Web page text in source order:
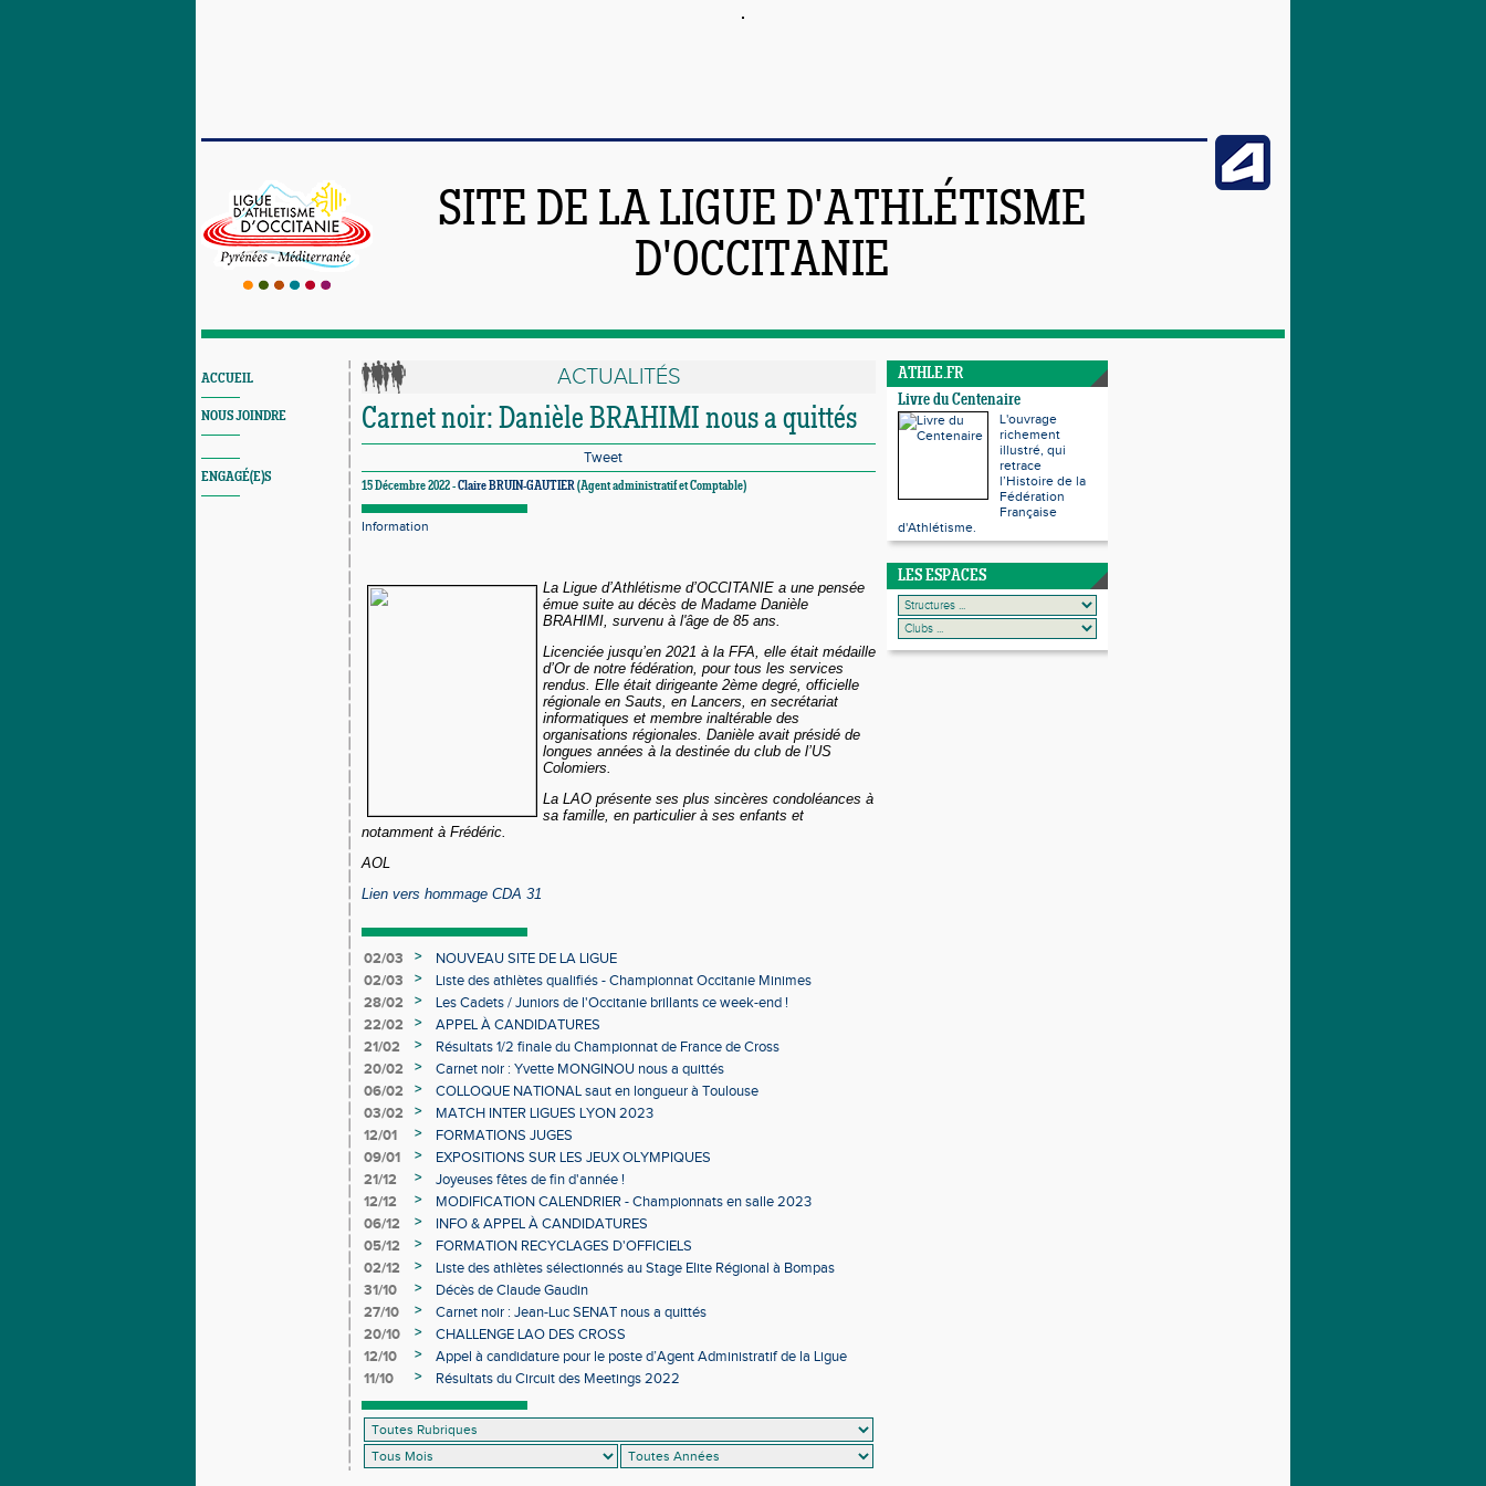
SITE DE LA LIGUE D'ATHLÉTISME
D'OCCITANIE
ACCUEIL
NOUS JOINDRE
ENGAGÉ(E)S
ACTUALITÉS
Carnet noir: Danièle BRAHIMI nous a quittés
Tweet
15 Décembre 2022 -Claire BRUIN-GAUTIER(Agent administratif et Comptable)
Information
La Ligue d’Athlétisme d’OCCITANIE a une pensée
émue suite au décès de Madame Danièle
BRAHIMI, survenu à l'âge de 85 ans.
Licenciée jusqu’en 2021 à la FFA, elle était médaille
d’Or de notre fédération, pour tous les services
rendus. Elle était dirigeante 2ème degré, officielle
régionale en Sauts, en Lancers, en secrétariat
informatiques et membre inaltérable des
organisations régionales. Danièle avait présidé de
longues années à la destinée du club de l’US
Colomiers.
La LAO présente ses plus sincères condoléances à
sa famille, en particulier à ses enfants et
notamment à Frédéric.
AOL
Lien vers hommage CDA 31
02/03 >
NOUVEAU SITE DE LA LIGUE
02/03
>
Liste des athlètes qualifiés - Championnat Occitanie Minimes
Individuels en salle
28/02 >
Les Cadets / Juniors de l'Occitanie brillants ce week-end !
22/02
>
APPEL À CANDIDATURES
21/02
>
Résultats 1/2 finale du Championnat de France de Cross
20/02
>
Carnet noir : Yvette MONGINOU nous a quittés
06/02
>
COLLOQUE NATIONAL saut en longueur à Toulouse
03/02
>
MATCH INTER LIGUES LYON 2023
12/01
>
FORMATIONS JUGES
09/01
>
EXPOSITIONS SUR LES JEUX OLYMPIQUES
21/12
>
Joyeuses fêtes de fin d'année !
12/12
>
MODIFICATION CALENDRIER - Championnats en salle 2023
06/12
>
INFO & APPEL À CANDIDATURES
05/12
>
FORMATION RECYCLAGES D'OFFICIELS
02/12
>
Liste des athlètes sélectionnés au Stage Elite Régional à Bompas
31/10
>
Décès de Claude Gaudin
27/10
>
Carnet noir : Jean-Luc SENAT nous a quittés
20/10
>
CHALLENGE LAO DES CROSS
12/10
>
Appel à candidature pour le poste d’Agent Administratif de la Ligue
d’Athlétisme d’Occitanie
11/10 > Résultats du Circuit des Meetings 2022
ATHLE.FR
Livre du Centenaire
L'ouvrage
richement
illustré, qui
retrace
l’Histoire de la
Fédération
Française
d'Athlétisme.
LES ESPACES